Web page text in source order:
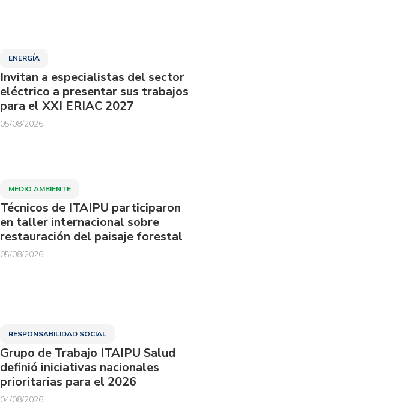
ENERGÍA
Invitan a especialistas del sector
eléctrico a presentar sus trabajos
para el XXI ERIAC 2027
05/08/2026
MEDIO AMBIENTE
Técnicos de ITAIPU participaron
en taller internacional sobre
restauración del paisaje forestal
05/08/2026
RESPONSABILIDAD SOCIAL
Grupo de Trabajo ITAIPU Salud
definió iniciativas nacionales
prioritarias para el 2026
04/08/2026